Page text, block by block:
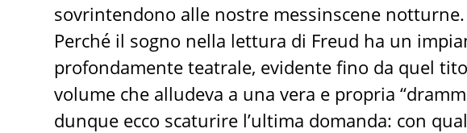
sovrintendono alle nostre messinscene notturne.
Perché il sogno nella lettura di Freud ha un
profondamente teatrale, evidente fino da quel
volume che alludeva a una vera e propria
dunque ecco scaturire l’ultima domanda: con